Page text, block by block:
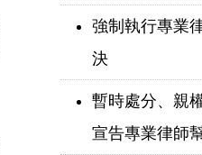
強制執行專業
決
暫時處分、親
宣告專業律師